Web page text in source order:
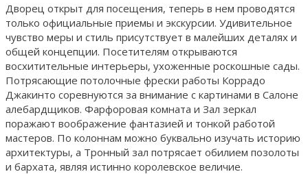
Дворец открыт для посещения, теперь в нем проводятся
только официальные приемы и экскурсии. Удивительное
чувство меры и стиль присутствует в малейших деталях и
общей концепции. Посетителям открываются
восхитительные интерьеры, ухоженные роскошные сады.
Потрясающие потолочные фрески работы Коррадо
Джакинто соревнуются за внимание с картинами в Салоне
алебардщиков. Фарфоровая комната и Зал зеркал
поражают воображение фантазией и тонкой работой
мастеров. По колоннам можно буквально изучать историю
архитектуры, а Тронный зал потрясает обилием позолоты
и бархата, являя истинно королевское величие.